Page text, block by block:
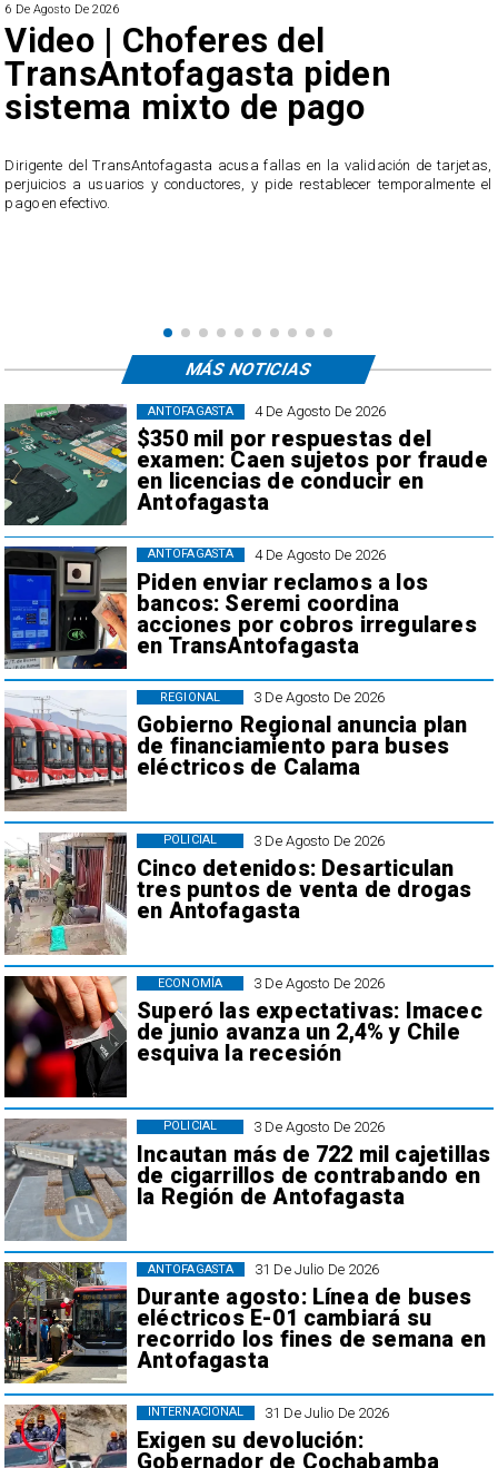
6 De Agosto De 2026
Video | Choferes del
TransAntofagasta piden
sistema mixto de pago
​Dirigente del TransAntofagasta acusa fallas en la validación de tarjetas,
perjuicios a usuarios y conductores, y pide restablecer temporalmente el
pago en efectivo.
4 De Agosto De 2026
$350 mil por respuestas del
examen: Caen sujetos por fraude
en licencias de conducir en
Antofagasta
ANTOFAGASTA
4 De Agosto De 2026
Piden enviar reclamos a los
bancos: Seremi coordina
acciones por cobros irregulares
en TransAntofagasta
ANTOFAGASTA
3 De Agosto De 2026
Gobierno Regional anuncia plan
de financiamiento para buses
eléctricos de Calama
REGIONAL
3 De Agosto De 2026
Cinco detenidos: Desarticulan
tres puntos de venta de drogas
en Antofagasta
POLICIAL
3 De Agosto De 2026
Superó las expectativas: Imacec
de junio avanza un 2,4% y Chile
esquiva la recesión
ECONOMÍA
3 De Agosto De 2026
Incautan más de 722 mil cajetillas
de cigarrillos de contrabando en
la Región de Antofagasta
POLICIAL
31 De Julio De 2026
Durante agosto: Línea de buses
eléctricos E-01 cambiará su
recorrido los fines de semana en
Antofagasta
ANTOFAGASTA
31 De Julio De 2026
Exigen su devolución:
Gobernador de Cochabamba
INTERNACIONAL
MÁS NOTICIAS